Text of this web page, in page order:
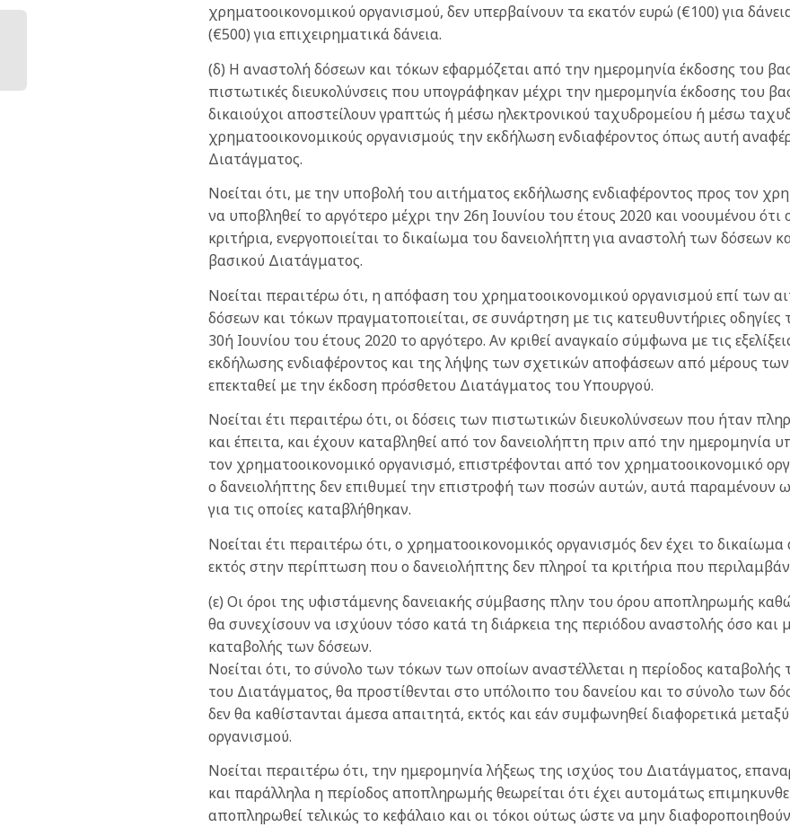
χρηματοοικονομικού οργανισμού, δεν υπερβαίνουν τα εκατόν ευρώ (€100) για
(€500) για επιχειρηματικά δάνεια.
(δ) Η αναστολή δόσεων και τόκων εφαρμόζεται από την ημερομηνία έκδοσης του
πιστωτικές διευκολύνσεις που υπογράφηκαν μέχρι την ημερομηνία έκδοσης του
δικαιούχοι αποστείλουν γραπτώς ή μέσω ηλεκτρονικού ταχυδρομείου ή μέσω
χρηματοοικονομικούς οργανισμούς την εκδήλωση ενδιαφέροντος όπως αυτή
Διατάγματος.
Νοείται ότι, με την υποβολή του αιτήματος εκδήλωσης ενδιαφέροντος προς τον
να υποβληθεί το αργότερο μέχρι την 26η Ιουνίου του έτους 2020 και νοουμένου
κριτήρια, ενεργοποιείται το δικαίωμα του δανειολήπτη για αναστολή των
βασικού Διατάγματος.
Νοείται περαιτέρω ότι, η απόφαση του χρηματοοικονομικού οργανισμού επί των
δόσεων και τόκων πραγματοποιείται, σε συνάρτηση με τις κατευθυντήριες
30ή Ιουνίου του έτους 2020 το αργότερο. Αν κριθεί αναγκαίο σύμφωνα με τις
εκδήλωσης ενδιαφέροντος και της λήψης των σχετικών αποφάσεων από μέρους
επεκταθεί με την έκδοση πρόσθετου Διατάγματος του Υπουργού.
Νοείται έτι περαιτέρω ότι, οι δόσεις των πιστωτικών διευκολύνσεων που ήταν
και έπειτα, και έχουν καταβληθεί από τον δανειολήπτη πριν από την ημερομηνία
τον χρηματοοικονομικό οργανισμό, επιστρέφονται από τον χρηματοοικονομικό
ο δανειολήπτης δεν επιθυμεί την επιστροφή των ποσών αυτών, αυτά
για τις οποίες καταβλήθηκαν.
Νοείται έτι περαιτέρω ότι, ο χρηματοοικονομικός οργανισμός δεν έχει το
εκτός στην περίπτωση που ο δανειολήπτης δεν πληροί τα κριτήρια που
(ε) Οι όροι της υφιστάμενης δανειακής σύμβασης πλην του όρου αποπληρωμής
θα συνεχίσουν να ισχύουν τόσο κατά τη διάρκεια της περιόδου αναστολής όσο και
καταβολής των δόσεων.
Νοείται ότι, το σύνολο των τόκων των οποίων αναστέλλεται η περίοδος
του Διατάγματος, θα προστίθενται στο υπόλοιπο του δανείου και το σύνολο των
δεν θα καθίστανται άμεσα απαιτητά, εκτός και εάν συμφωνηθεί διαφορετικά
οργανισμού.
Νοείται περαιτέρω ότι, την ημερομηνία λήξεως της ισχύος του Διατάγματος,
και παράλληλα η περίοδος αποπληρωμής θεωρείται ότι έχει αυτομάτως
αποπληρωθεί τελικώς το κεφάλαιο και οι τόκοι ούτως ώστε να μην